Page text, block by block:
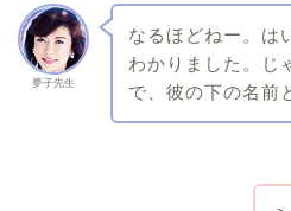
夢子先生
なるほどねー。は
わかりました。じ
で、彼の下の名前